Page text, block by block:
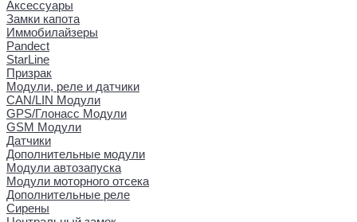
Аксессуары
Замки капота
Иммобилайзеры
Pandect
StarLine
Призрак
Модули, реле и датчики
CAN/LIN Модули
GPS/Глонасс Модули
GSM Модули
Датчики
Дополнительные модули
Модули автозапуска
Модули моторного отсека
Дополнительные реле
Сирены